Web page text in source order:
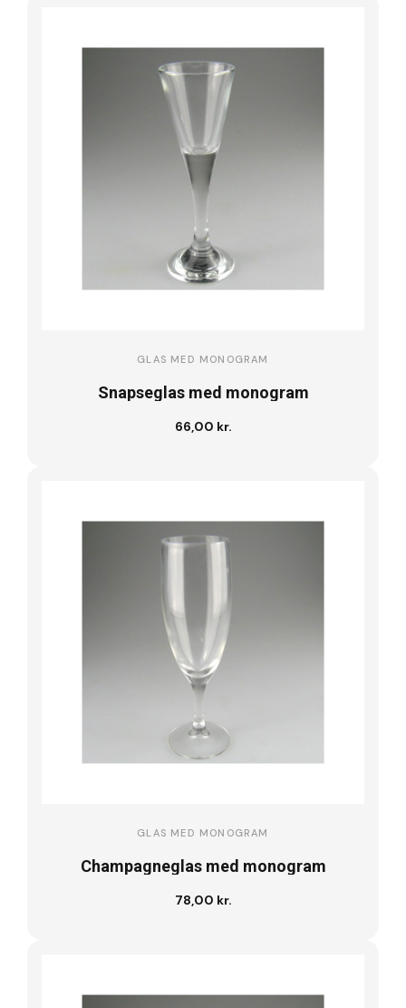
GLAS MED MONOGRAM
Snapseglas med monogram
66,00 kr.
Læg i kurv
GLAS MED MONOGRAM
Champagneglas med monogram
78,00 kr.
Læg i kurv